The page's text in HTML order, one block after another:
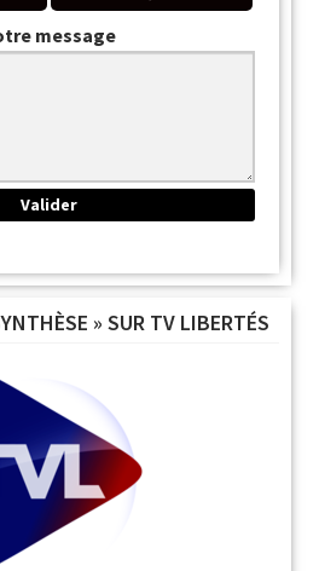
message
» SUR TV LIBERTÉS